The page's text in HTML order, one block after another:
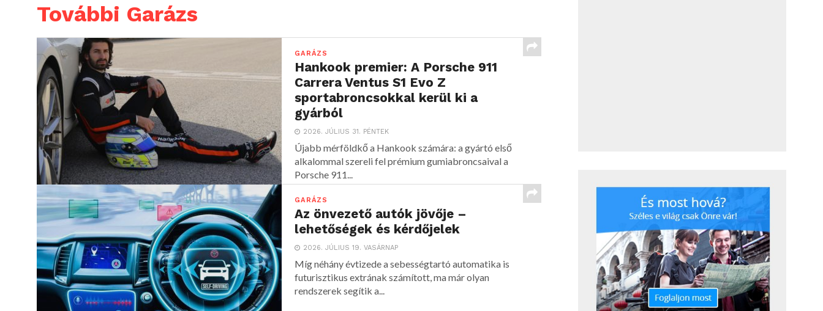
További Garázs
GARÁZS
Hankook premier: A Porsche 911
Carrera Ventus S1 Evo Z
sportabroncsokkal kerül ki a
gyárból
2026. JÚLIUS 31. PÉNTEK
Újabb mérföldkő a Hankook számára: a gyártó első
alkalommal szereli fel prémium gumiabroncsaival a
Porsche 911...
GARÁZS
Az önvezető autók jövője –
lehetőségek és kérdőjelek
2026. JÚLIUS 19. VASÁRNAP
Míg néhány évtizede a sebességtartó automatika is
futurisztikus extrának számított, ma már olyan
rendszerek segítik a...